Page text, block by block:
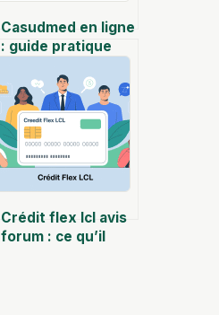
Casudmed en ligne
: guide pratique
services médicaux
Crédit flex lcl avis
forum : ce qu’il